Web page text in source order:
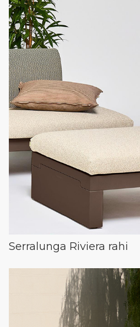
Serralunga Riviera rahi